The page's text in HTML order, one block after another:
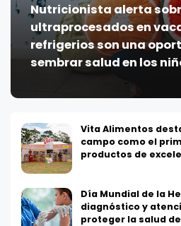
Nutricionista alerta
ultraprocesados en
refrigerios son una
sembrar salud en los
Vita Alimentos
campo como el
productos de
Día Mundial de la
diagnóstico y
proteger la salud